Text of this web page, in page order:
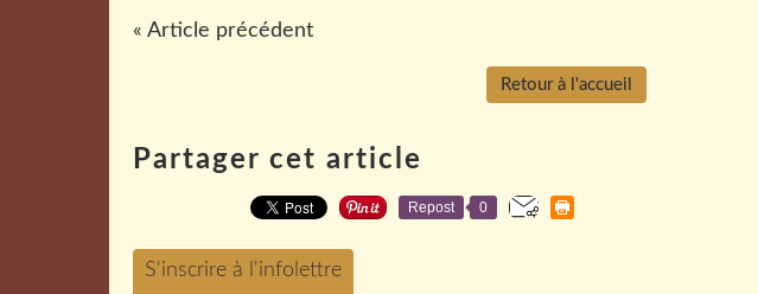
« Article précédent
Retour à l'accueil
Partager cet article
Repost 0